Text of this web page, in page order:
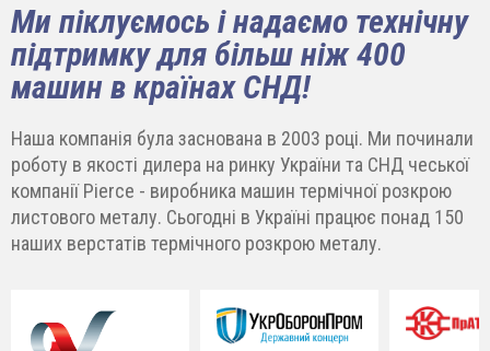
Ми піклуємось і надаємо технічну
підтримку для більш ніж 400
машин в країнах СНД!
Наша компанія була заснована в 2003 році. Ми починали
роботу в якості дилера на ринку України та СНД чеської
компанії Pierce - виробника машин термічної розкрою
листового металу. Сьогодні в Україні працює понад 150
наших верстатів термічного розкрою металу.